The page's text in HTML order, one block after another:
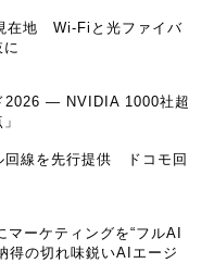
在地 Wi-Fiと光ファイバ
2026 ― NVIDIA 1000社超
回線を先行提供 ドコモ回
ーケティングを“フルAI
の切れ味鋭いAIエージ